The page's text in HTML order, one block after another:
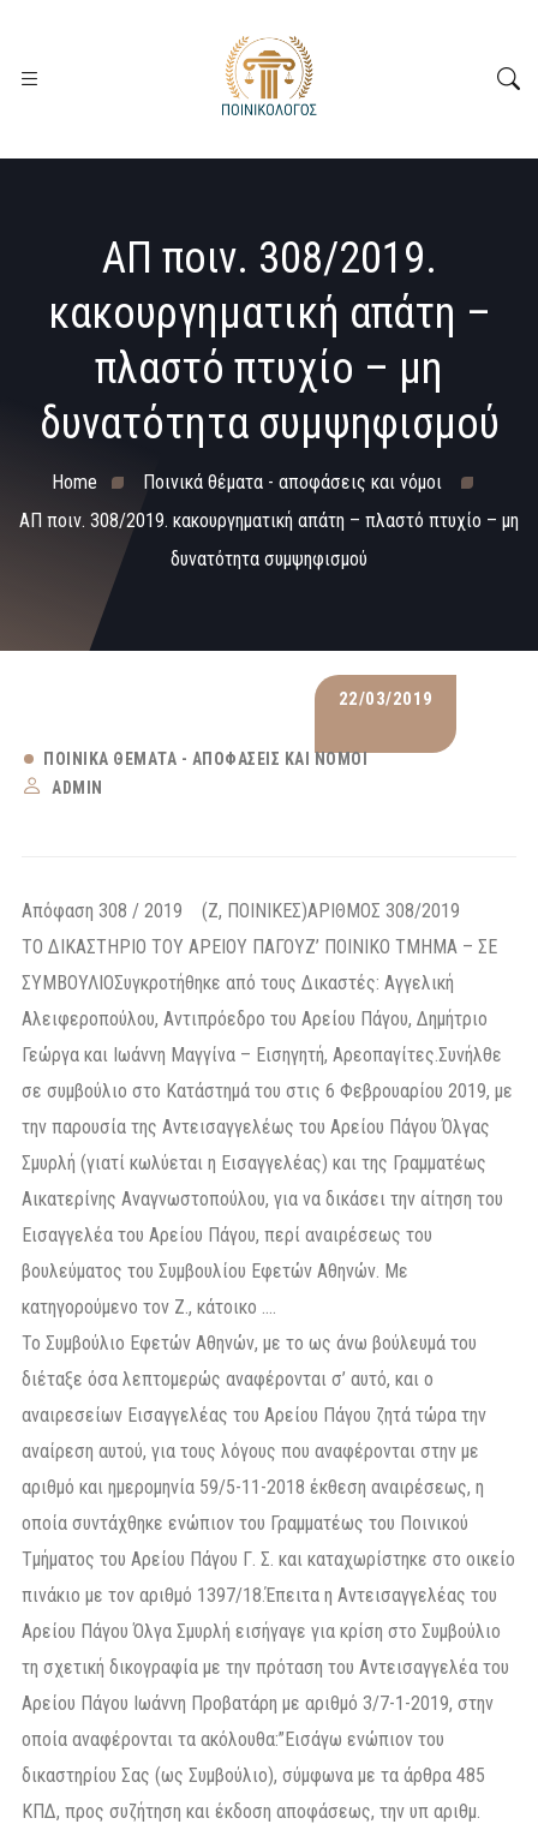
ΑΠ ποιν. 308/2019.
κακουργηματική απάτη –
πλαστό πτυχίο – μη
δυνατότητα συμψηφισμού
Home
Ποινικά θέματα - αποφάσεις και νόμοι
ΑΠ ποιν. 308/2019. κακουργηματική απάτη – πλαστό πτυχίο – μη
δυνατότητα συμψηφισμού
22/03/2019
ΠΟΙΝΙΚΆ ΘΈΜΑΤΑ - ΑΠΟΦΆΣΕΙΣ ΚΑΙ ΝΌΜΟΙ
ADMIN
Απόφαση 308 / 2019 (Ζ, ΠΟΙΝΙΚΕΣ)ΑΡΙΘΜΟΣ 308/2019
ΤΟ ΔΙΚΑΣΤΗΡΙΟ ΤΟΥ ΑΡΕΙΟΥ ΠΑΓΟΥZ’ ΠΟΙΝΙΚΟ ΤΜΗΜΑ – ΣΕ
ΣΥΜΒΟΥΛΙΟΣυγκροτήθηκε από τους Δικαστές: Αγγελική
Αλειφεροπούλου, Αντιπρόεδρο του Αρείου Πάγου, Δημήτριο
Γεώργα και Ιωάννη Μαγγίνα – Εισηγητή, Αρεοπαγίτες.Συνήλθε
σε συμβούλιο στο Κατάστημά του στις 6 Φεβρουαρίου 2019, με
την παρουσία της Αντεισαγγελέως του Αρείου Πάγου Όλγας
Σμυρλή (γιατί κωλύεται η Εισαγγελέας) και της Γραμματέως
Αικατερίνης Αναγνωστοπούλου, για να δικάσει την αίτηση του
Εισαγγελέα του Αρείου Πάγου, περί αναιρέσεως του
βουλεύματος του Συμβουλίου Εφετών Αθηνών. Με
κατηγορούμενο τον Z., κάτοικο ….
Το Συμβούλιο Εφετών Αθηνών, με το ως άνω βούλευμά του
διέταξε όσα λεπτομερώς αναφέρονται σ’ αυτό, και ο
αναιρεσείων Εισαγγελέας του Αρείου Πάγου ζητά τώρα την
αναίρεση αυτού, για τους λόγους που αναφέρονται στην με
αριθμό και ημερομηνία 59/5-11-2018 έκθεση αναιρέσεως, η
οποία συντάχθηκε ενώπιον του Γραμματέως του Ποινικού
Τμήματος του Αρείου Πάγου Γ. Σ. και καταχωρίστηκε στο οικείο
πινάκιο με τον αριθμό 1397/18.Έπειτα η Αντεισαγγελέας του
Αρείου Πάγου Όλγα Σμυρλή εισήγαγε για κρίση στο Συμβούλιο
τη σχετική δικογραφία με την πρόταση του Αντεισαγγελέα του
Αρείου Πάγου Ιωάννη Προβατάρη με αριθμό 3/7-1-2019, στην
οποία αναφέρονται τα ακόλουθα:”Εισάγω ενώπιον του
δικαστηρίου Σας (ως Συμβούλιο), σύμφωνα με τα άρθρα 485
ΚΠΔ, προς συζήτηση και έκδοση αποφάσεως, την υπ αριθμ.